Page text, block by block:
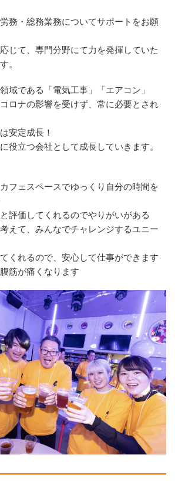
務・総務業務についてサポートをお願
じて、専門分野にて力を発揮していた
。
域である「電気工事」「エアコン」
ロナの影響を受けず、常に必要とされ
安定成長！
役立つ会社として成長していきます。
フェスペースでゆっくり⾃分の時間を
評価してくれるのでやりがいがある
えて、みんなでチャレンジするユニー
くれるので、安⼼して仕事ができます
筋が痛くなります